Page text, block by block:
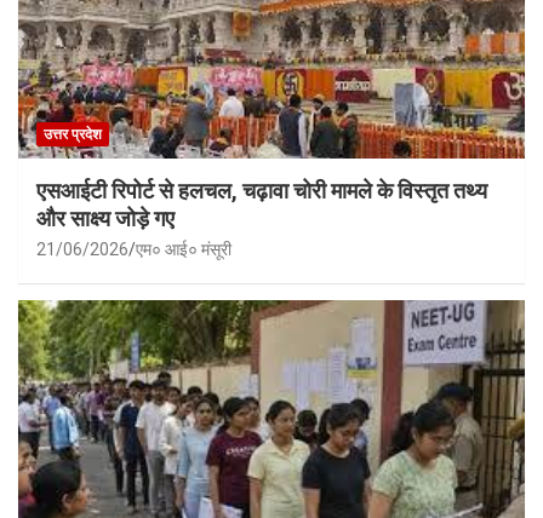
उत्तर प्रदेश
एसआईटी रिपोर्ट से हलचल, चढ़ावा चोरी मामले के विस्तृत तथ्य
और साक्ष्य जोड़े गए
21/06/2026 एम० आई० मंसूरी